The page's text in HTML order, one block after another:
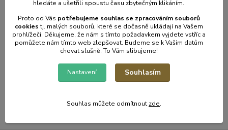
167 Kč bez
Přidat do košíku
strana z 1
hledáte a ušetřili spoustu času zbytečným klikáním.
Proto od Vás potřebujeme souhlas se zpracováním souborů
cookiestj. malých souborů, které se dočasně ukládají na Vašem
prohlížeči. Děkujeme, že nám s tímto požadavkem vyjdete vstříc a
pomůžete nám tímto web zlepšovat. Budeme se k Vašim datům
chovat slušně. To Vám slibujeme!
Nastavení Souhlasím
Souhlas můžete odmítnout zde.